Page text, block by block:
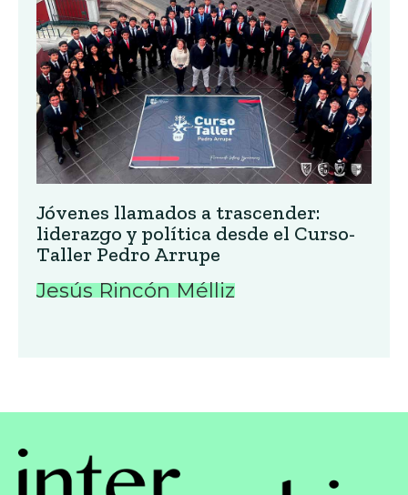
Jóvenes llamados a trascender:
liderazgo y política desde el Curso-
Taller Pedro Arrupe
Jesús Rincón Mélliz